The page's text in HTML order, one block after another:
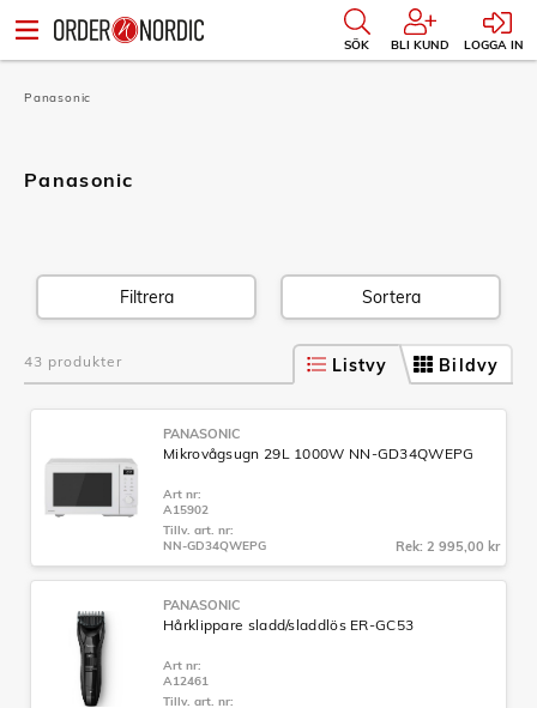
SÖK BLI KUND LOGGA IN
Panasonic
Panasonic
Filtrera Sortera
43 produkter Bildvy
Listvy
PANASONIC
Mikrovågsugn 29L 1000W NN-GD34QWEPG
Art nr:
A15902
Tillv. art. nr:
NN-GD34QWEPG
Rek: 2 995,00 kr
PANASONIC
Hårklippare sladd/sladdlös ER-GC53
Art nr:
A12461
Tillv. art. nr: